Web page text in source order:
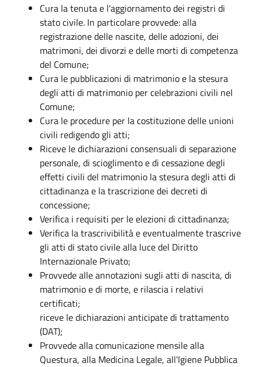
Cura la tenuta e l'aggiornamento dei registri di
stato civile. In particolare provvede: alla
registrazione delle nascite, delle adozioni, dei
matrimoni, dei divorzi e delle morti di competenza
del Comune;
Cura le pubblicazioni di matrimonio e la stesura
degli atti di matrimonio per celebrazioni civili nel
Comune;
Cura le procedure per la costituzione delle unioni
civili redigendo gli atti;
Riceve le dichiarazioni consensuali di separazione
personale, di scioglimento e di cessazione degli
effetti civili del matrimonio la stesura degli atti di
cittadinanza e la trascrizione dei decreti di
concessione;
Verifica i requisiti per le elezioni di cittadinanza;
Verifica la trascrivibilità e eventualmente trascrive
gli atti di stato civile alla luce del Diritto
Internazionale Privato;
Provvede alle annotazioni sugli atti di nascita, di
matrimonio e di morte, e rilascia i relativi
certificati;
riceve le dichiarazioni anticipate di trattamento
(DAT);
Provvede alla comunicazione mensile alla
Questura, alla Medicina Legale, all'Igiene Pubblica